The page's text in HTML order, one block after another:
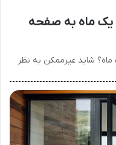
یک ماه به صفحه
شاید غیرممکن به نظر